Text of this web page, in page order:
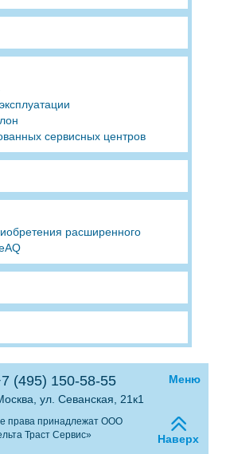
сервисных центров
расширенного
(495) 150-58-55
Меню
ул. Севанская, 21к1
права принадлежат ООО
Траст Сервис»
Наверх